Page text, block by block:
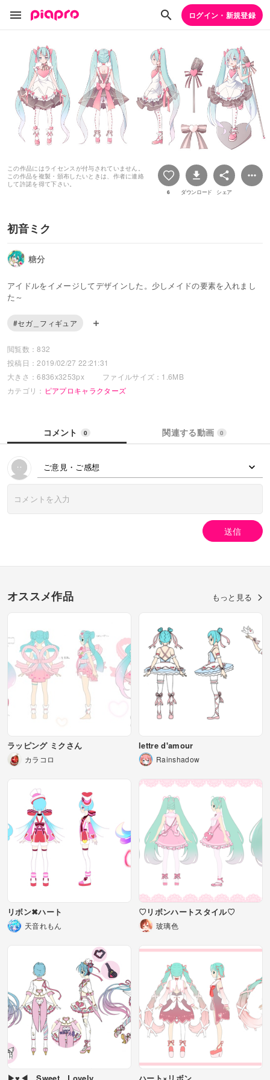
ログイン・新規登録
この作品にはライセンスが付与されていません。
この作品を複製・頒布したいときは、作者に連絡
して許諾を得て下さい。
6 ダウンロード シェア
初音ミク
糖分
アイドルをイメージしてデザインした。少しメイドの要素を入れまし
た～
#セガ＿フィギュア
閲覧数：832
投稿日：2019/02/27 22:21:31
大きさ：6836x3253px
ファイルサイズ：1.6MB
カテゴリ： ピアプロキャラクターズ
コメント 0 関連する動画 0
ご意見・ご感想
送信
オススメ作品 もっと見る
ラッピング ミクさん
カラコロ
lettre d'amour
Rainshadow
リボン✖ハート
天音れもん
♡リボンハートスタイル♡
玻璃色